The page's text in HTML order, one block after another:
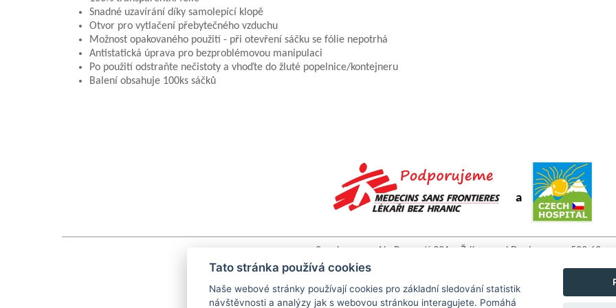
Snadné uzavírání díky samolepící klopě
Otvor pro vytlačení přebytečného vzduchu
Možnost opakovaného použití - při otevření sáčku se fólie nepotrhá
Antistatická úprava pro bezproblémovou manipulaci
Po použití odstraňte nečistoty a vhoďte do žluté popelnice/kontejneru
Balení obsahuje 100ks sáčků
a
2pack, s.r.o. • Na Rozcestí 321 • Ždírec nad Doubravou • 582 63 •
www.2pack.cz tel: +420 736 489 929 • +420 775 123 770 • email:
Tato stránka používá cookies
Naše webové stránky používají cookies pro základní sledování statistik
návštěvnosti a analýzy jak s webovou stránkou interagujete. Pomáhá